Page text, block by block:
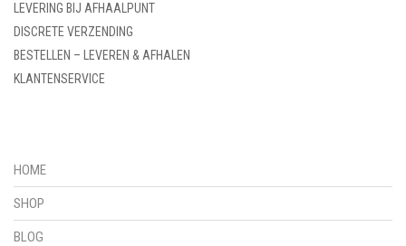
LEVERING BIJ AFHAALPUNT
DISCRETE VERZENDING
BESTELLEN – LEVEREN & AFHALEN
KLANTENSERVICE
HOME
SHOP
BLOG